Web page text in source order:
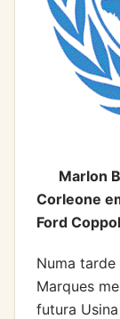
Marlon
Corleone
Ford
Numa
Marques
futura